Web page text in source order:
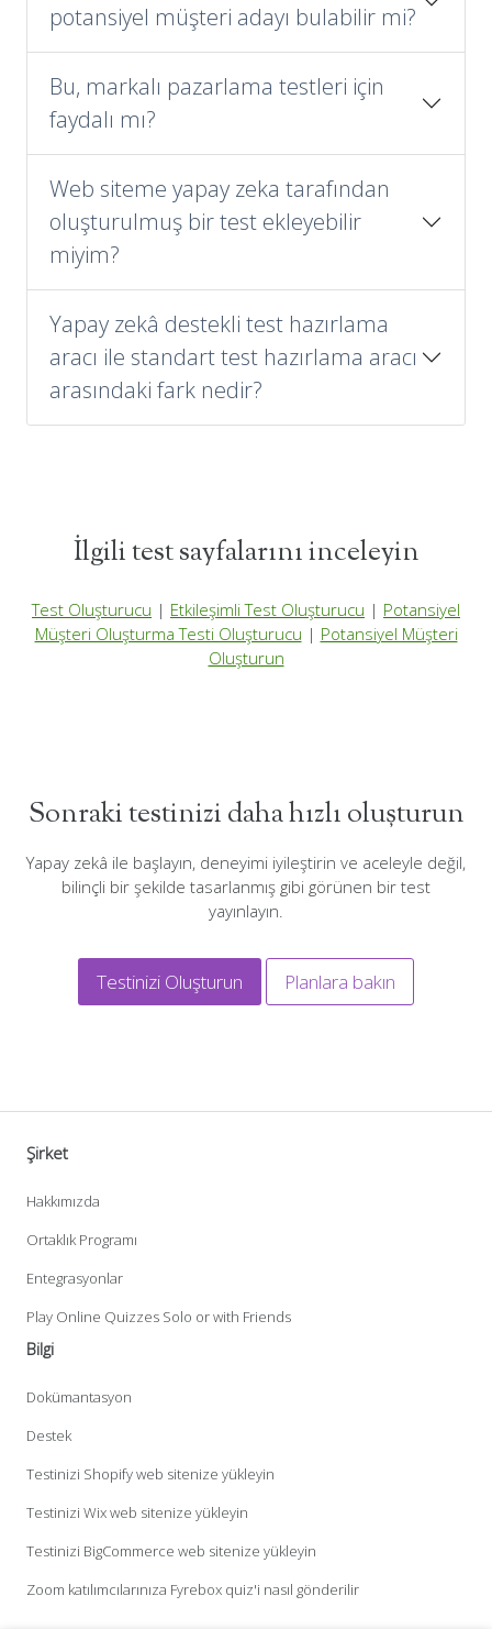
potansiyel müşteri adayı bulabilir mi?
Bu, markalı pazarlama testleri için
faydalı mı?
Web siteme yapay zeka tarafından
oluşturulmuş bir test ekleyebilir
miyim?
Yapay zekâ destekli test hazırlama
aracı ile standart test hazırlama aracı
arasındaki fark nedir?
İlgili test sayfalarını inceleyin
Test Oluşturucu | Etkileşimli Test Oluşturucu | Potansiyel
Müşteri Oluşturma Testi Oluşturucu | Potansiyel Müşteri
Oluşturun
Sonraki testinizi daha hızlı oluşturun
Yapay zekâ ile başlayın, deneyimi iyileştirin ve aceleyle değil,
bilinçli bir şekilde tasarlanmış gibi görünen bir test
yayınlayın.
Testinizi Oluşturun Planlara bakın
Şirket
Hakkımızda
Ortaklık Programı
Entegrasyonlar
Play Online Quizzes Solo or with Friends
Bilgi
Dokümantasyon
Destek
Testinizi Shopify web sitenize yükleyin
Testinizi Wix web sitenize yükleyin
Testinizi BigCommerce web sitenize yükleyin
Zoom katılımcılarınıza Fyrebox quiz'i nasıl gönderilir